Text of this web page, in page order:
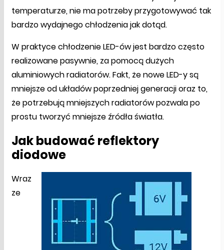
temperaturze, nie ma potrzeby przygotowywać tak
bardzo wydajnego chłodzenia jak dotąd.
W praktyce chłodzenie LED-ów jest bardzo często
realizowane pasywnie, za pomocą dużych
aluminiowych radiatorów. Fakt, że nowe LED-y są
mniejsze od układów poprzedniej generacji oraz to,
że potrzebują mniejszych radiatorów pozwala po
prostu tworzyć mniejsze źródła światła.
Jak budować reflektory
diodowe
Wraz
ze